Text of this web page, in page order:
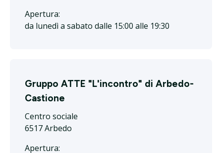
Apertura:
da lunedì a sabato dalle 15:00 alle 19:30
Gruppo ATTE "L'incontro" di Arbedo-
Castione
Centro sociale
6517 Arbedo
Apertura: